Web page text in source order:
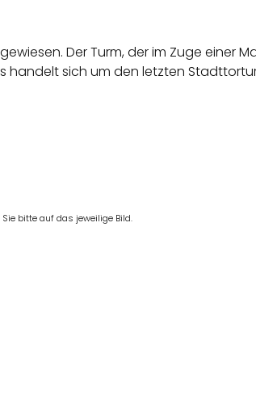
Der Turm, der im Zuge
handelt sich um den letzten
bitte auf das jeweilige Bild.